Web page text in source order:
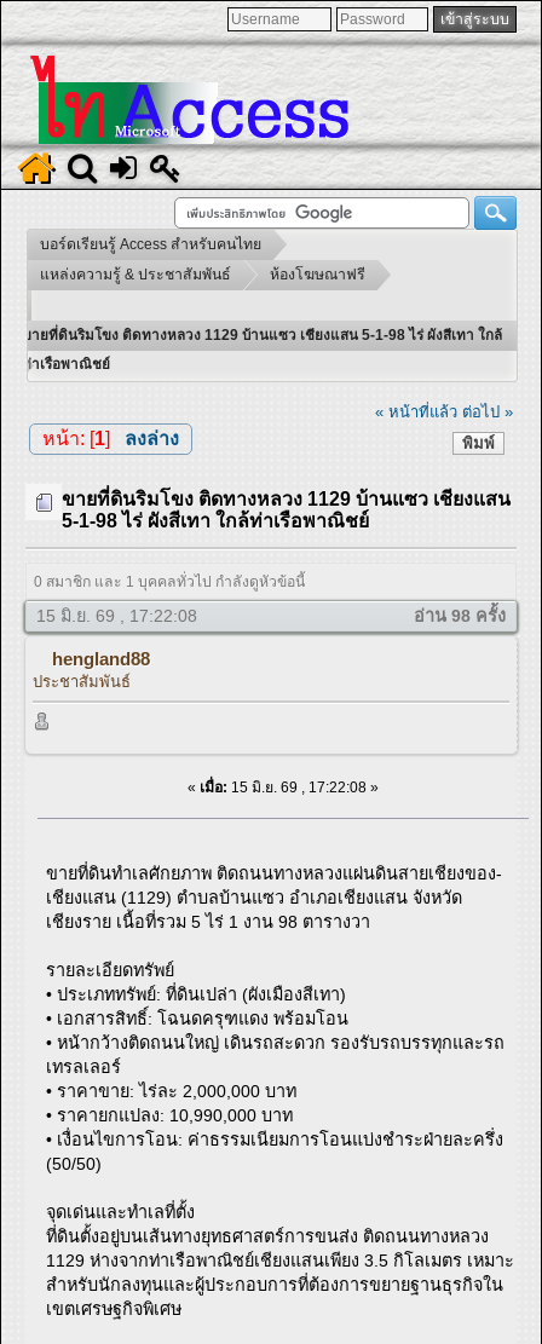
บอร์ดเรียนรู้ Access สำหรับคนไทย
แหล่งความรู้ & ประชาสัมพันธ์
ห้องโฆษณาฟรี
ขายที่ดินริมโขง ติดทางหลวง 1129 บ้านแซว เชียงแสน 5-1-98 ไร่ ผังสีเทา ใกล้
ท่าเรือพาณิชย์
« หน้าที่แล้ว ต่อไป »
พิมพ์
หน้า: [1] ลงล่าง
ขายที่ดินริมโขง ติดทางหลวง 1129 บ้านแซว เชียงแสน
5-1-98 ไร่ ผังสีเทา ใกล้ท่าเรือพาณิชย์
0 สมาชิก และ 1 บุคคลทั่วไป กำลังดูหัวข้อนี้
15 มิ.ย. 69 , 17:22:08 อ่าน 98 ครั้ง
hengland88
ประชาสัมพันธ์
« เมื่อ: 15 มิ.ย. 69 , 17:22:08 »
ขายที่ดินทำเลศักยภาพ ติดถนนทางหลวงแผ่นดินสายเชียงของ-
เชียงแสน (1129) ตำบลบ้านแซว อำเภอเชียงแสน จังหวัด
เชียงราย เนื้อที่รวม 5 ไร่ 1 งาน 98 ตารางวา
รายละเอียดทรัพย์
• ประเภททรัพย์: ที่ดินเปล่า (ผังเมืองสีเทา)
• เอกสารสิทธิ์: โฉนดครุฑแดง พร้อมโอน
• หน้ากว้างติดถนนใหญ่ เดินรถสะดวก รองรับรถบรรทุกและรถ
เทรลเลอร์
• ราคาขาย: ไร่ละ 2,000,000 บาท
• ราคายกแปลง: 10,990,000 บาท
• เงื่อนไขการโอน: ค่าธรรมเนียมการโอนแบ่งชำระฝ่ายละครึ่ง
(50/50)
จุดเด่นและทำเลที่ตั้ง
ที่ดินตั้งอยู่บนเส้นทางยุทธศาสตร์การขนส่ง ติดถนนทางหลวง
1129 ห่างจากท่าเรือพาณิชย์เชียงแสนเพียง 3.5 กิโลเมตร เหมาะ
สำหรับนักลงทุนและผู้ประกอบการที่ต้องการขยายฐานธุรกิจใน
เขตเศรษฐกิจพิเศษ